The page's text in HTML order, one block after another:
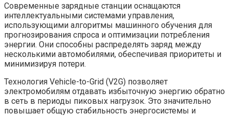
Современные зарядные станции оснащаются
интеллектуальными системами управления,
использующими алгоритмы машинного обучения для
прогнозирования спроса и оптимизации потребления
энергии. Они способны распределять заряд между
несколькими автомобилями, обеспечивая приоритеты и
минимизируя потери.
Технология Vehicle-to-Grid (V2G) позволяет
электромобилям отдавать избыточную энергию обратно
в сеть в периоды пиковых нагрузок. Это значительно
повышает общую стабильность энергосистемы и